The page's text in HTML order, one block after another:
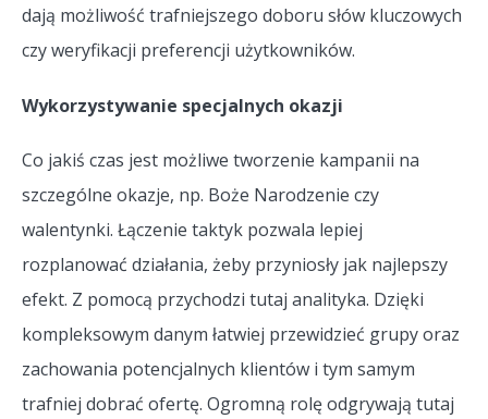
dają możliwość trafniejszego doboru słów kluczowych
czy weryfikacji preferencji użytkowników.
Wykorzystywanie specjalnych okazji
Co jakiś czas jest możliwe tworzenie kampanii na
szczególne okazje, np. Boże Narodzenie czy
walentynki. Łączenie taktyk pozwala lepiej
rozplanować działania, żeby przyniosły jak najlepszy
efekt. Z pomocą przychodzi tutaj analityka. Dzięki
kompleksowym danym łatwiej przewidzieć grupy oraz
zachowania potencjalnych klientów i tym samym
trafniej dobrać ofertę. Ogromną rolę odgrywają tutaj